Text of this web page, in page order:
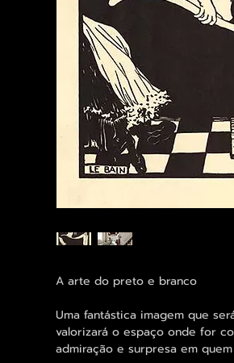
A arte do preto e branco
Uma fantástica imagem que
valorizará o espaço onde for
admiração e surpresa em